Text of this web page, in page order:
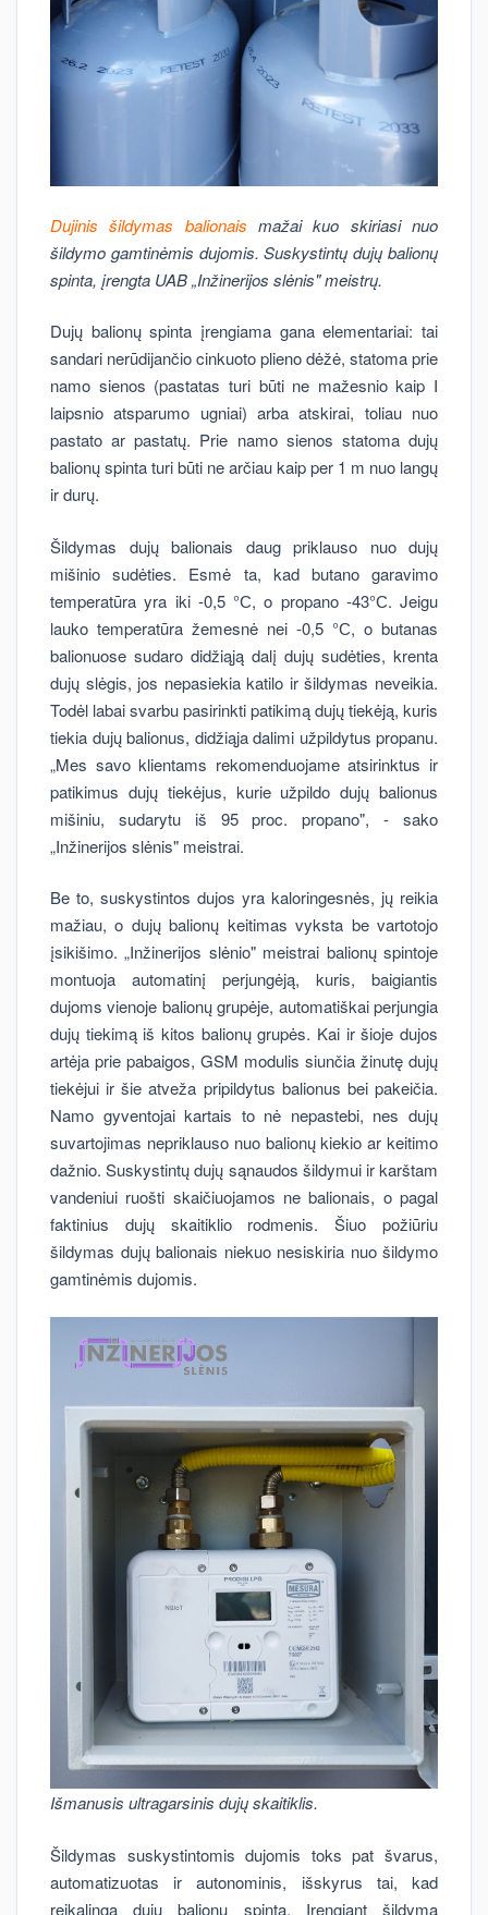
Dujinis šildymas balionais mažai kuo skiriasi nuo
šildymo gamtinėmis dujomis. Suskystintų dujų balionų
spinta, įrengta UAB „Inžinerijos slėnis" meistrų.
Dujų balionų spinta įrengiama gana elementariai: tai
sandari nerūdijančio cinkuoto plieno dėžė, statoma prie
namo sienos (pastatas turi būti ne mažesnio kaip I
laipsnio atsparumo ugniai) arba atskirai, toliau nuo
pastato ar pastatų. Prie namo sienos statoma dujų
balionų spinta turi būti ne arčiau kaip per 1 m nuo langų
ir durų.
Šildymas dujų balionais daug priklauso nuo dujų
mišinio sudėties. Esmė ta, kad butano garavimo
temperatūra yra iki -0,5 °С, o propano -43°С. Jeigu
lauko temperatūra žemesnė nei -0,5 °С, o butanas
balionuose sudaro didžiąją dalį dujų sudėties, krenta
dujų slėgis, jos nepasiekia katilo ir šildymas neveikia.
Todėl labai svarbu pasirinkti patikimą dujų tiekėją, kuris
tiekia dujų balionus, didžiąja dalimi užpildytus propanu.
„Mes savo klientams rekomenduojame atsirinktus ir
patikimus dujų tiekėjus, kurie užpildo dujų balionus
mišiniu, sudarytu iš 95 proc. propano", - sako
„Inžinerijos slėnis" meistrai.
Be to, suskystintos dujos yra kaloringesnės, jų reikia
mažiau, o dujų balionų keitimas vyksta be vartotojo
įsikišimo. „Inžinerijos slėnio" meistrai balionų spintoje
montuoja automatinį perjungėją, kuris, baigiantis
dujoms vienoje balionų grupėje, automatiškai perjungia
dujų tiekimą iš kitos balionų grupės. Kai ir šioje dujos
artėja prie pabaigos, GSM modulis siunčia žinutę dujų
tiekėjui ir šie atveža pripildytus balionus bei pakeičia.
Namo gyventojai kartais to nė nepastebi, nes dujų
suvartojimas nepriklauso nuo balionų kiekio ar keitimo
dažnio. Suskystintų dujų sąnaudos šildymui ir karštam
vandeniui ruošti skaičiuojamos ne balionais, o pagal
faktinius dujų skaitiklio rodmenis. Šiuo požiūriu
šildymas dujų balionais niekuo nesiskiria nuo šildymo
gamtinėmis dujomis.
Išmanusis ultragarsinis dujų skaitiklis.
Šildymas suskystintomis dujomis toks pat švarus,
automatizuotas ir autonominis, išskyrus tai, kad
reikalinga dujų balionų spinta. Įrengiant šildymą